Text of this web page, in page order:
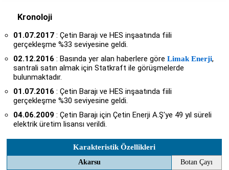
Kronoloji
01.07.2017 : Çetin Barajı ve HES inşaatında fiili
gerçekleşme %33 seviyesine geldi.
02.12.2016 : Basında yer alan haberlere göreLimak Enerji,
santrali satın almak için Statkraft ile görüşmelerde
bulunmaktadır.
01.07.2016 : Çetin Barajı ve HES inşaatında fiili
gerçekleşme %30 seviyesine geldi.
04.06.2009 : Çetin Barajı için Çetin Enerji A.Ş'ye 49 yıl süreli
elektrik üretim lisansı verildi.
Karakteristik Özellikleri
Akarsu
Botan Çayı